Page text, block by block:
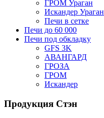
ГРОМ Ураган
Искандер Ураган
Печи в сетке
Печи до 60 000
Печи под обкладку
GFS 3K
АВАНГАРД
ГРОЗА
ГРОМ
Искандер
Продукция Стэн